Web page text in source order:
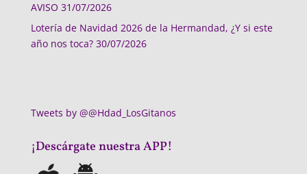
AVISO 31/07/2026
Lotería de Navidad 2026 de la Hermandad, ¿Y si este
año nos toca? 30/07/2026
Tweets by @@Hdad_LosGitanos
¡Descárgate nuestra APP!